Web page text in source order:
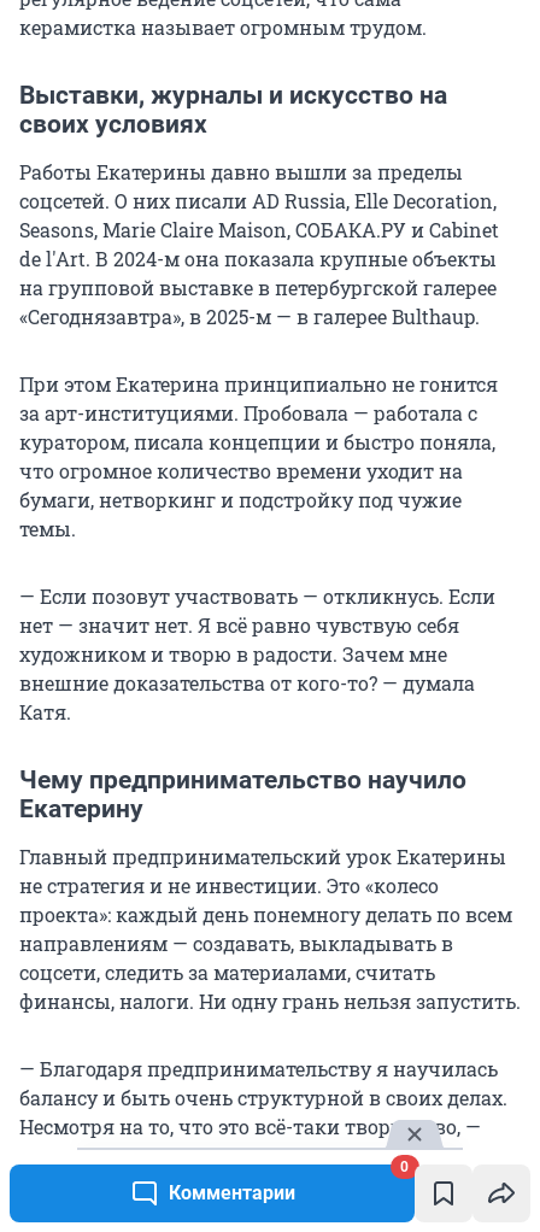
Комментарии
0
керамистка называет огромным трудом.
Выставки, журналы и искусство на
своих условиях
Работы Екатерины давно вышли за пределы
соцсетей. О них писали AD Russia, Elle Decoration,
Seasons, Marie Claire Maison, СОБАКА.РУ и Cabinet
de l'Art. В 2024-м она показала крупные объекты
на групповой выставке в петербургской галерее
«Сегоднязавтра», в 2025-м — в галерее Bulthaup.
При этом Екатерина принципиально не гонится
за арт-институциями. Пробовала — работала с
куратором, писала концепции и быстро поняла,
что огромное количество времени уходит на
бумаги, нетворкинг и подстройку под чужие
темы.
— Если позовут участвовать — откликнусь. Если
нет — значит нет. Я всё равно чувствую себя
художником и творю в радости. Зачем мне
внешние доказательства от кого-то? — думала
Катя.
Чему предпринимательство научило
Екатерину
Главный предпринимательский урок Екатерины
не стратегия и не инвестиции. Это «колесо
проекта»: каждый день понемногу делать по всем
направлениям — создавать, выкладывать в
соцсети, следить за материалами, считать
финансы, налоги. Ни одну грань нельзя запустить.
— Благодаря предпринимательству я научилась
балансу и быть очень структурной в своих делах.
Несмотря на то, что это всё-таки творчество, —
говорит Екатерина.